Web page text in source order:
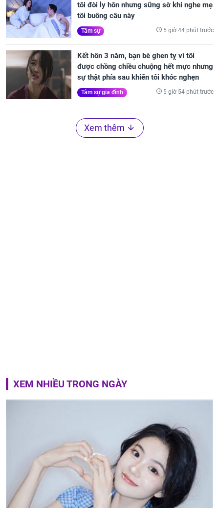
tôi đòi ly hôn nhưng sững sờ khi nghe mẹ
tôi buông câu này
Tâm sự 5 giờ 44 phút trước
Kết hôn 3 năm, bạn bè ghen tỵ vì tôi
được chồng chiều chuộng hết mực nhưng
sự thật phía sau khiến tôi khóc nghẹn
Tâm sự gia đình 5 giờ 54 phút trước
Xem thêm
XEM NHIỀU TRONG NGÀY